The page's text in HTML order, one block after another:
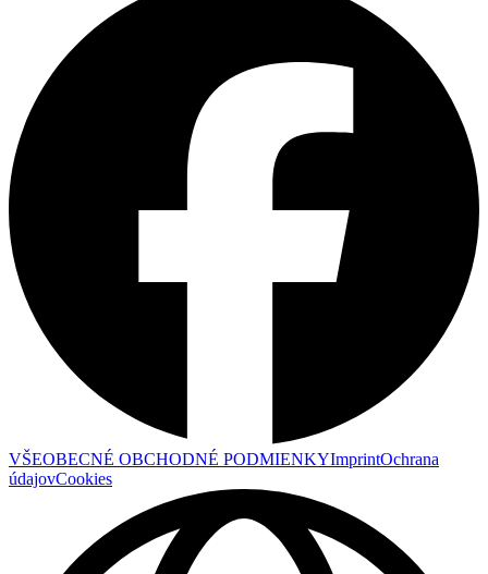
VŠEOBECNÉ OBCHODNÉ PODMIENKYImprintOchrana
údajovCookies